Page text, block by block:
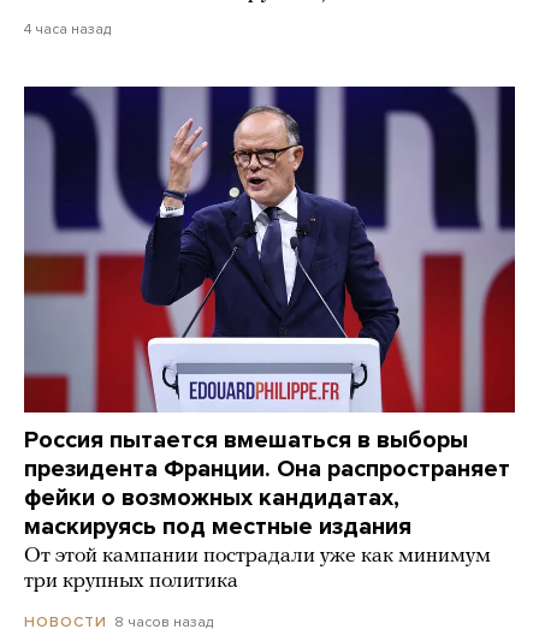
4 часа назад
Россия пытается вмешаться в выборы
президента Франции. Она распространяет
фейки о возможных кандидатах,
маскируясь под местные издания
От этой кампании пострадали уже как минимум
три крупных политика
НОВОСТИ 8 часов назад